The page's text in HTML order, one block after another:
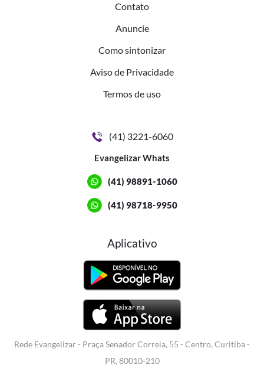
Contato
Anuncie
Como sintonizar
Aviso de Privacidade
Termos de uso
(41) 3221-6060
Evangelizar Whats
(41) 98891-1060
(41) 98718-9950
Aplicativo
Rede Evangelizar - Praça Senador Correia, 55 - Centro, Curitiba -
PR, 80010-210